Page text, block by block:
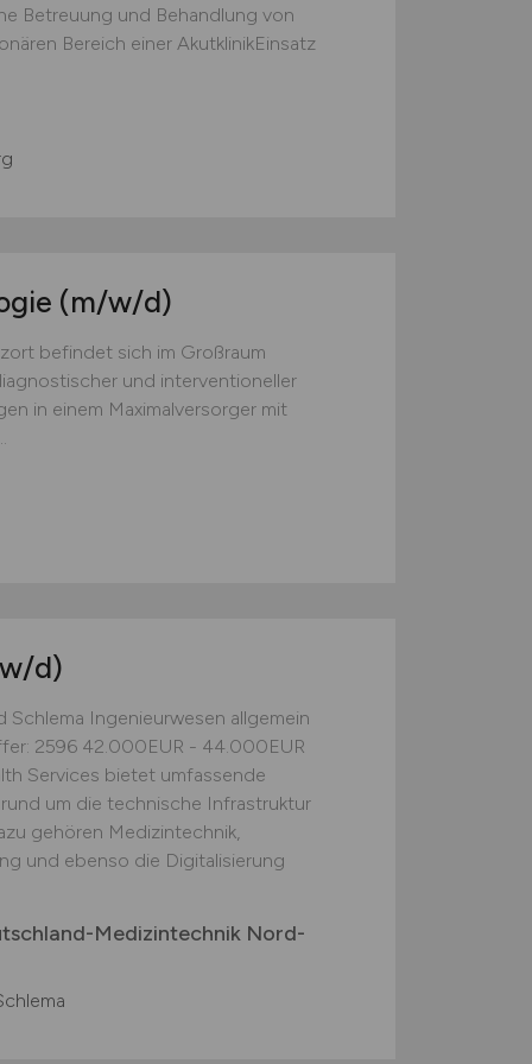
Betreuung und Behandlung von
Bereich einer AkutklinikEinsatz
(m/w/d)
befindet sich im Großraum
und interventioneller
in einem Maximalversorger mit
d)
Ingenieurwesen allgemein
2596 42.000EUR - 44.000EUR
Services bietet umfassende
um die technische Infrastruktur
gehören Medizintechnik,
und ebenso die Digitalisierung
Medizintechnik Nord-